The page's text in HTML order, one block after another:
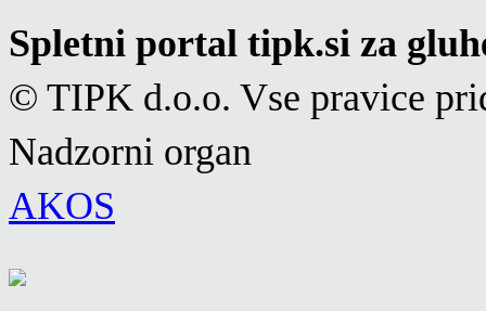
Spletni portal tipk.si za
© TIPK d.o.o. Vse pravice
Nadzorni organ
AKOS